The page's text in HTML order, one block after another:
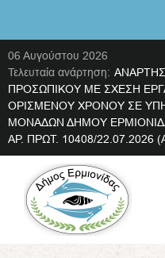
06 Αυγούστου 2026
Τελευταία ανάρτηση:
ΠΡΟΣΩΠΙΚΟΥ ΜΕ ΣΧΕΣΗ
ΟΡΙΣΜΕΝΟΥ ΧΡΟΝΟΥ ΣΕ
ΜΟΝΑΔΩΝ ΔΗΜΟΥ
ΑΡ. ΠΡΩΤ. 10408/